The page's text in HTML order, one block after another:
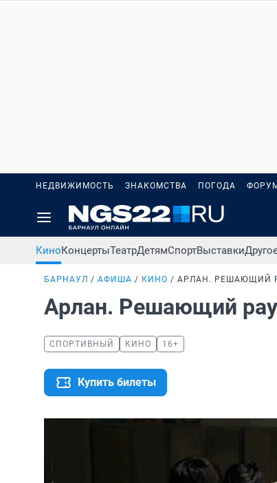
НЕДВИЖИМОСТЬ ЗНАКОМСТВА ПОГОДА
КиноКонцертыТеатрДетямСпортВыставки
БАРНАУЛ АФИША КИНО АРЛАН. РЕШАЮЩИЙ
Арлан. Решающий
СПОРТИВНЫЙ КИНО 16+
Купить билеты